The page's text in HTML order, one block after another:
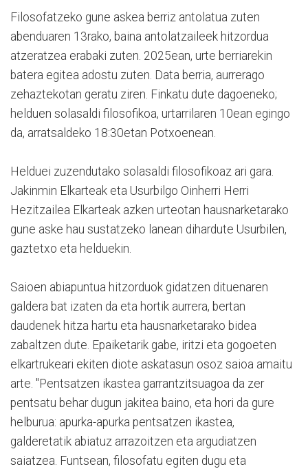
Filosofatzeko gune askea berriz antolatua zuten
abenduaren 13rako, baina antolatzaileek hitzordua
atzeratzea erabaki zuten. 2025ean, urte berriarekin
batera egitea adostu zuten. Data berria, aurrerago
zehaztekotan geratu ziren. Finkatu dute dagoeneko;
helduen solasaldi filosofikoa, urtarrilaren 10ean egingo
da, arratsaldeko 18:30etan Potxoenean.
Helduei zuzendutako solasaldi filosofikoaz ari gara.
Jakinmin Elkarteak eta Usurbilgo Oinherri Herri
Hezitzailea Elkarteak azken urteotan hausnarketarako
gune aske hau sustatzeko lanean dihardute Usurbilen,
gaztetxo eta helduekin.
Saioen abiapuntua hitzorduok gidatzen dituenaren
galdera bat izaten da eta hortik aurrera, bertan
daudenek hitza hartu eta hausnarketarako bidea
zabaltzen dute. Epaiketarik gabe, iritzi eta gogoeten
elkartrukeari ekiten diote askatasun osoz saioa amaitu
arte. "Pentsatzen ikastea garrantzitsuagoa da zer
pentsatu behar dugun jakitea baino, eta hori da gure
helburua: apurka-apurka pentsatzen ikastea,
galderetatik abiatuz arrazoitzen eta argudiatzen
saiatzea. Funtsean, filosofatu egiten dugu eta